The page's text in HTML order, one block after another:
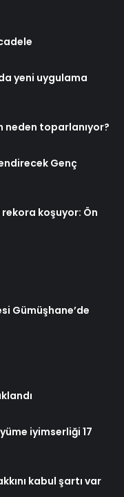
yeni uygulama
neden toparlanıyor?
Genç
rekora koşuyor: Ön
Gümüşhane’de
iyimserliği 17
kabul şartı var